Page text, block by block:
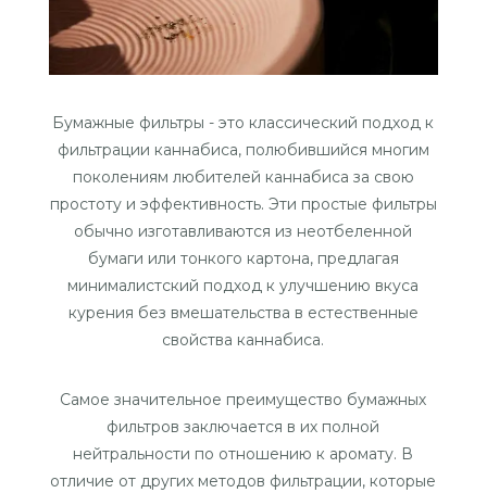
Бумажные фильтры - это классический подход к
фильтрации каннабиса, полюбившийся многим
поколениям любителей каннабиса за свою
простоту и эффективность. Эти простые фильтры
обычно изготавливаются из неотбеленной
бумаги или тонкого картона, предлагая
минималистский подход к улучшению вкуса
курения без вмешательства в естественные
свойства каннабиса.
Самое значительное преимущество бумажных
фильтров заключается в их полной
нейтральности по отношению к аромату. В
отличие от других методов фильтрации, которые